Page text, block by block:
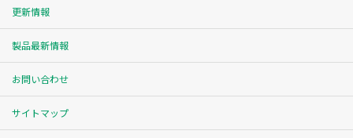
更新情報
製品最新情報
お問い合わせ
サイトマップ